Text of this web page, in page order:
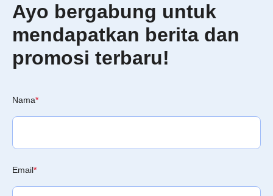
Ayo bergabung untuk
mendapatkan berita dan
promosi terbaru!
Nama*
Email*